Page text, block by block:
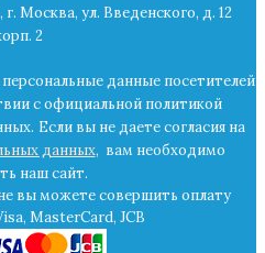
Москва, ул. Введенского, д. 12
2
данные посетителей
с официальной политикой
Если вы не даете согласия на
данных, вам необходимо
наш сайт.
вы можете совершить оплату
MasterCard, JCB